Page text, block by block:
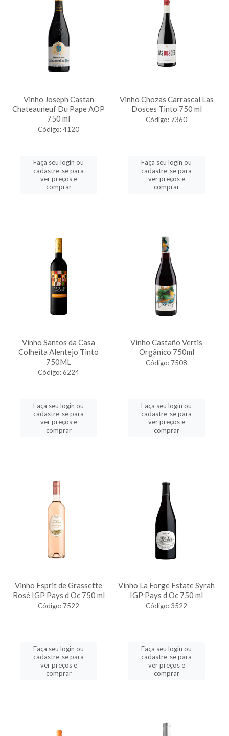
Vinho Joseph Castan
Chateauneuf Du Pape AOP
750 ml
Código: 4120
Faça seu login ou
cadastre-se para
ver preços e
comprar
Vinho Chozas Carrascal Las
Dosces Tinto 750 ml
Código: 7360
Faça seu login ou
cadastre-se para
ver preços e
comprar
Vinho Santos da Casa
Colheita Alentejo Tinto
750ML
Código: 6224
Faça seu login ou
cadastre-se para
ver preços e
comprar
Vinho Castaño Vertis
Orgânico 750ml
Código: 7508
Faça seu login ou
cadastre-se para
ver preços e
comprar
Vinho Esprit de Grassette
Rosé IGP Pays d Oc 750 ml
Código: 7522
Faça seu login ou
cadastre-se para
ver preços e
comprar
Vinho La Forge Estate Syrah
IGP Pays d Oc 750 ml
Código: 3522
Faça seu login ou
cadastre-se para
ver preços e
comprar